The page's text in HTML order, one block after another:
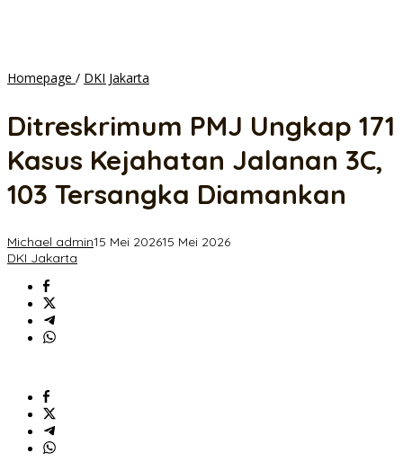
Homepage / DKI Jakarta
171
Kejahatan
3C,
103
Diamankan
Ditreskrimum PMJ Ungkap 171
Kasus Kejahatan Jalanan 3C,
103 Tersangka Diamankan
Michael admin15 Mei 202615 Mei 2026
DKI Jakarta